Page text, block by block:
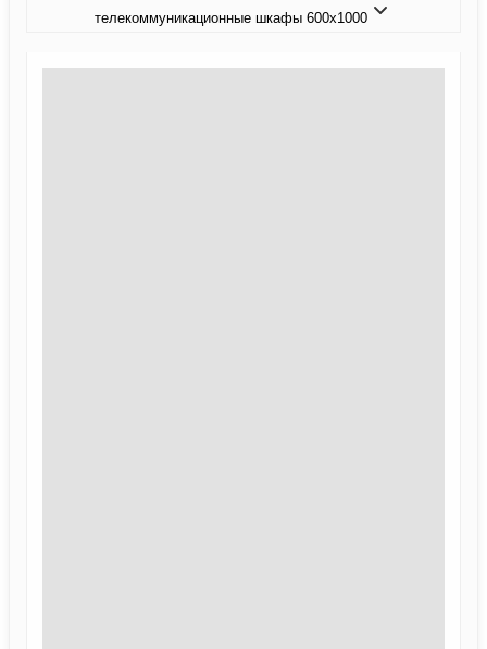
телекоммуникационные шкафы 600x1000